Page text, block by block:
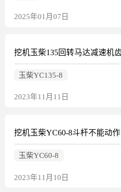
2025年01月07日
玉柴YC135-8
2023年11月11日
挖机玉柴YC60-8斗杆不能动作
玉柴YC60-8
2023年11月10日